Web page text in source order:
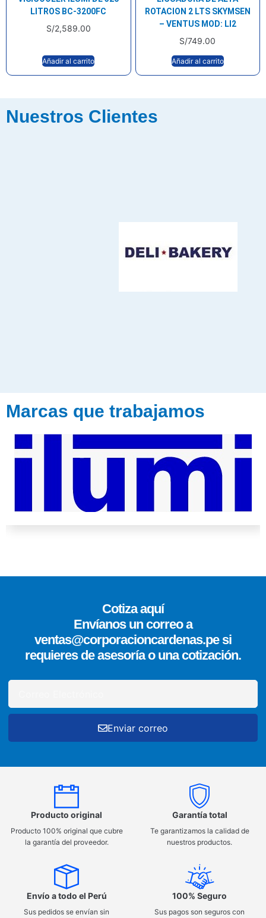
LITROS BC-3200FC
S/2,589.00
Añadir al carrito
ROTACION 2 LTS SKYMSEN
– VENTUS MOD: LI2
S/749.00
Añadir al carrito
Nuestros Clientes
Marcas que trabajamos
Cotiza aquí
Envíanos un correo a
ventas@corporacioncardenas.pe si
requieres de asesoría o una cotización.
Enviar correo
Producto original
Producto 100% original que cubre
la garantía del proveedor.
Garantía total
Te garantizamos la calidad de
nuestros productos.
Envío a todo el Perú
Sus pedidos se envían sin
100% Seguro
Sus pagos son seguros con